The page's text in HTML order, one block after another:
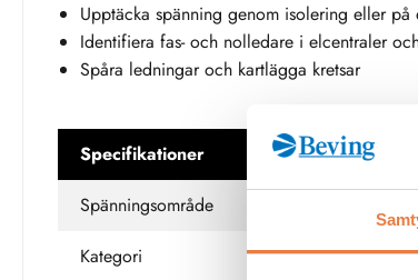
Upptäcka spänning genom isolering eller på
Identifiera fas- och nolledare i elcentraler
Spåra ledningar och kartlägga kretsar
Specifikationer
Spänningsområde
Kategori
CAT IV